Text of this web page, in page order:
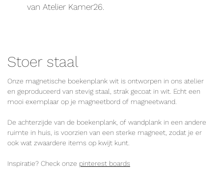
van Atelier Kamer26.
Stoer staal
Onze magnetische boekenplank wit is ontworpen in ons atelier
en geproduceerd van stevig staal, strak gecoat in wit. Echt een
mooi exemplaar op je magneetbord of magneetwand.
De achterzijde van de boekenplank, of wandplank in een andere
ruimte in huis, is voorzien van een sterke magneet, zodat je er
ook wat zwaardere items op kwijt kunt.
Inspiratie? Check onze pinterest boards